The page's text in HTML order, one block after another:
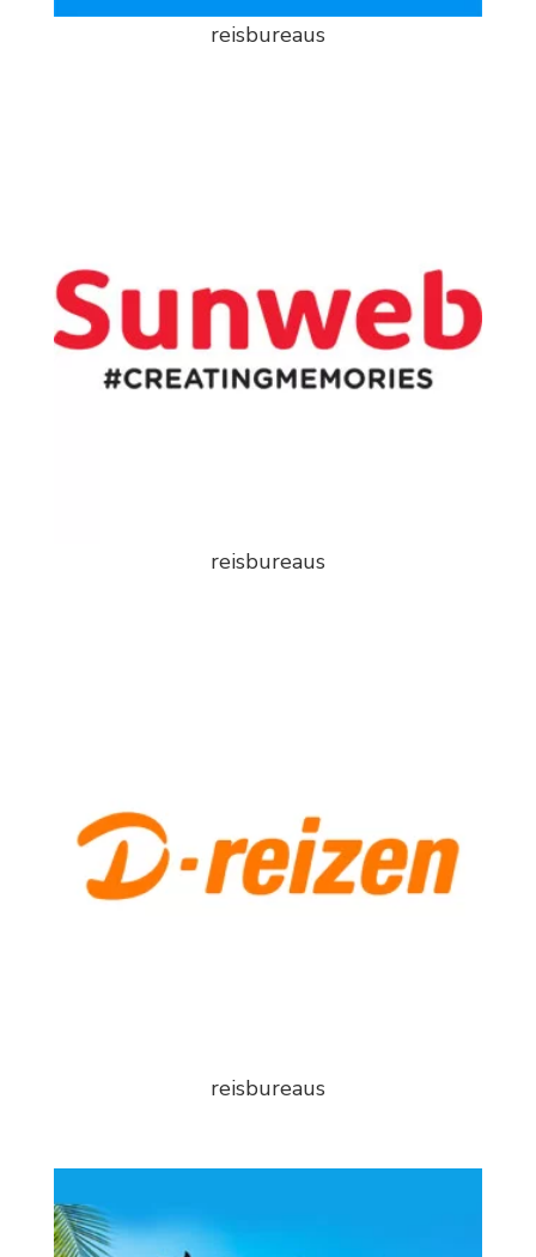
reisbureaus
reisbureaus
reisbureaus